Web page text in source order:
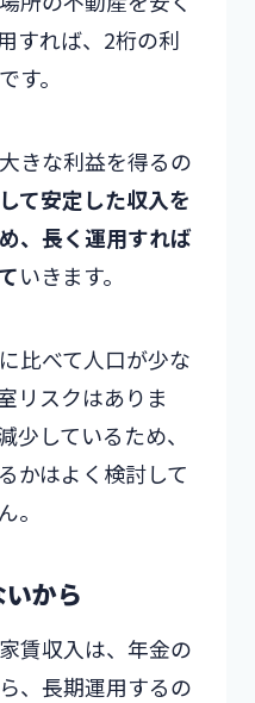
すれば、2桁の利
す。
きな利益を得るの
て安定した収入を
、長く運用すれば
いきます。
比べて人口が少な
リスクはありま
少しているため、
かはよく検討して
。
から
賃収入は、年金の
、長期運用するの